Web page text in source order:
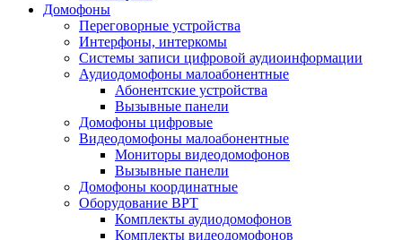
Домофоны
Переговорные устройства
Интерфоны, интеркомы
Системы записи цифровой аудиоинформации
Аудиодомофоны малоабонентные
Абонентские устройства
Вызывные панели
Домофоны цифровые
Видеодомофоны малоабонентные
Мониторы видеодомофонов
Вызывные панели
Домофоны координатные
Оборудование ВРТ
Комплекты аудиодомофонов
Комплекты видеодомофонов